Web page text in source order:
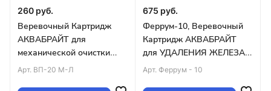
260 руб.
Веревочный Картридж
АКВАБРАЙТ для
механической очистки
воды 20 мкм. SLIM LINE 20
Арт. ВП-20 М-Л
675 руб.
Феррум-10, Веревочный
Картридж АКВАБРАЙТ
для УДАЛЕНИЯ ЖЕЛЕЗА
10 мкр,SLIM10 уп.50шт
Арт. Феррум - 10